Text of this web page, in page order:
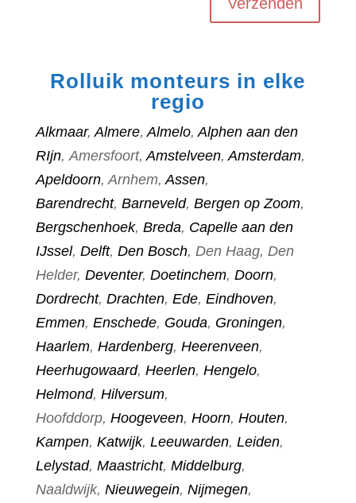
Verzenden
Rolluik monteurs in elke
regio
Alkmaar,Almere,Almelo,Alphen aan den
RIjn, Amersfoort,Amstelveen,Amsterdam,
Apeldoorn, Arnhem,Assen,
Barendrecht, Barneveld, Bergen op Zoom,
Bergschenhoek, Breda, Capelle aan den
IJssel, Delft, Den Bosch, Den Haag, Den
Helder, Deventer, Doetinchem, Doorn,
Dordrecht, Drachten, Ede, Eindhoven,
Emmen, Enschede, Gouda, Groningen,
Haarlem, Hardenberg, Heerenveen,
Heerhugowaard, Heerlen, Hengelo,
Helmond, Hilversum,
Hoofddorp, Hoogeveen, Hoorn, Houten,
Kampen, Katwijk, Leeuwarden, Leiden,
Lelystad, Maastricht, Middelburg,
Naaldwijk, Nieuwegein, Nijmegen,